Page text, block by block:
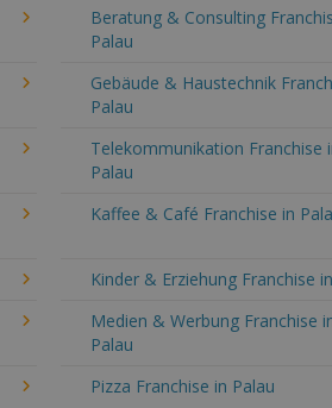
Beratung & Consulting
Palau
Gebäude & Haustechnik
Palau
Telekommunikation Franchise
Palau
Kaffee & Café Franchise in
Kinder & Erziehung Franchise
Medien & Werbung Franchise
Palau
Pizza Franchise in Palau